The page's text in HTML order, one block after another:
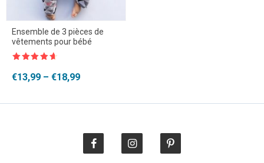
Ensemble de 3 pièces de
vêtements pour bébé
€13,99 – €18,99
Plage